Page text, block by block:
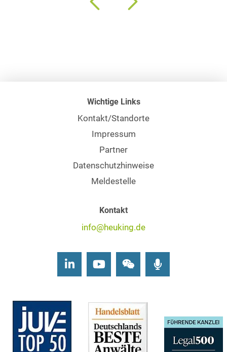
Wichtige Links
Kontakt/Standorte
Impressum
Partner
Datenschutzhinweise
Meldestelle
Kontakt
info@heuking.de
LinkedInYoutubeWechat